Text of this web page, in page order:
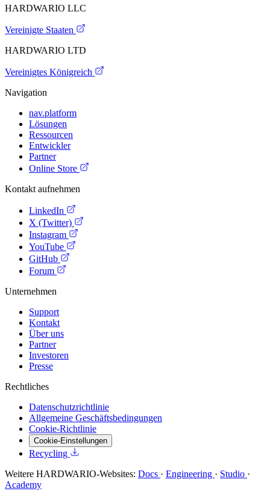
HARDWARIO LLC
Vereinigte Staaten
HARDWARIO LTD
Vereinigtes Königreich
Navigation
nav.platform
Lösungen
Ressourcen
Entwickler
Partner
Online Store
Kontakt aufnehmen
LinkedIn
X (Twitter)
Instagram
YouTube
GitHub
Forum
Unternehmen
Support
Kontakt
Über uns
Partner
Investoren
Presse
Rechtliches
Datenschutzrichtlinie
Allgemeine Geschäftsbedingungen
Cookie-Richtlinie
Cookie-Einstellungen
Recycling
Weitere HARDWARIO-Websites: Docs · Engineering · Studio ·
Academy